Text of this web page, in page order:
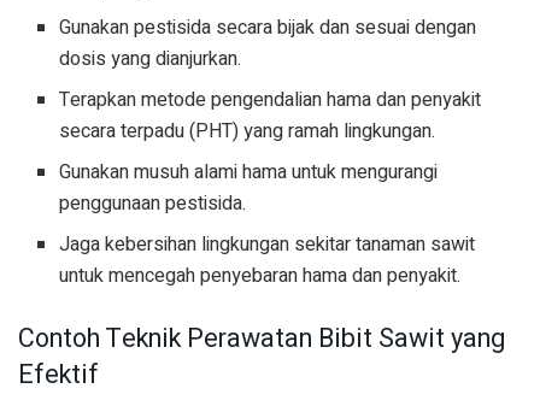
Gunakan pestisida secara bijak dan sesuai dengan
dosis yang dianjurkan.
Terapkan metode pengendalian hama dan penyakit
secara terpadu (PHT) yang ramah lingkungan.
Gunakan musuh alami hama untuk mengurangi
penggunaan pestisida.
Jaga kebersihan lingkungan sekitar tanaman sawit
untuk mencegah penyebaran hama dan penyakit.
Contoh Teknik Perawatan Bibit Sawit yang
Efektif